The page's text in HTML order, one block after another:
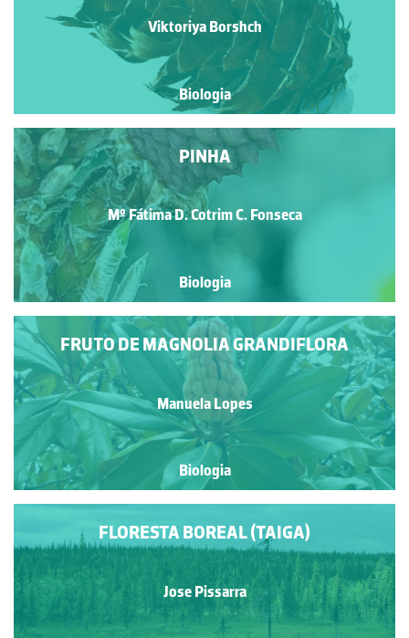
Viktoriya Borshch
Biologia
PINHA
Mº Fátima D. Cotrim C. Fonseca
Biologia
FRUTO DE MAGNOLIA GRANDIFLORA
Manuela Lopes
Biologia
FLORESTA BOREAL (TAIGA)
Jose Pissarra